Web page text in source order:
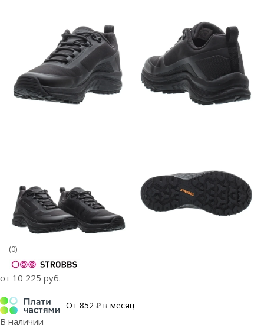
(0)
от 10 225 руб.
От 852 ₽ в месяц
В наличии